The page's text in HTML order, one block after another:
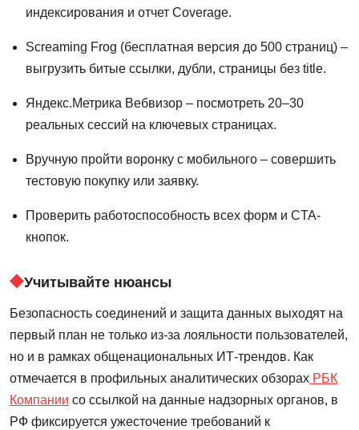
индексирования и отчет Coverage.
Screaming Frog (бесплатная версия до 500 страниц) –
выгрузить битые ссылки, дубли, страницы без title.
Яндекс.Метрика Вебвизор – посмотреть 20–30
реальных сессий на ключевых страницах.
Вручную пройти воронку с мобильного – совершить
тестовую покупку или заявку.
Проверить работоспособность всех форм и CTA-
кнопок.
Учитывайте нюансы
Безопасность соединений и защита данных выходят на
первый план не только из-за лояльности пользователей,
но и в рамках общенациональных ИТ-трендов. Как
отмечается в профильных аналитических обзорах РБК
Компании со ссылкой на данные надзорных органов, в
РФ фиксируется ужесточение требований к